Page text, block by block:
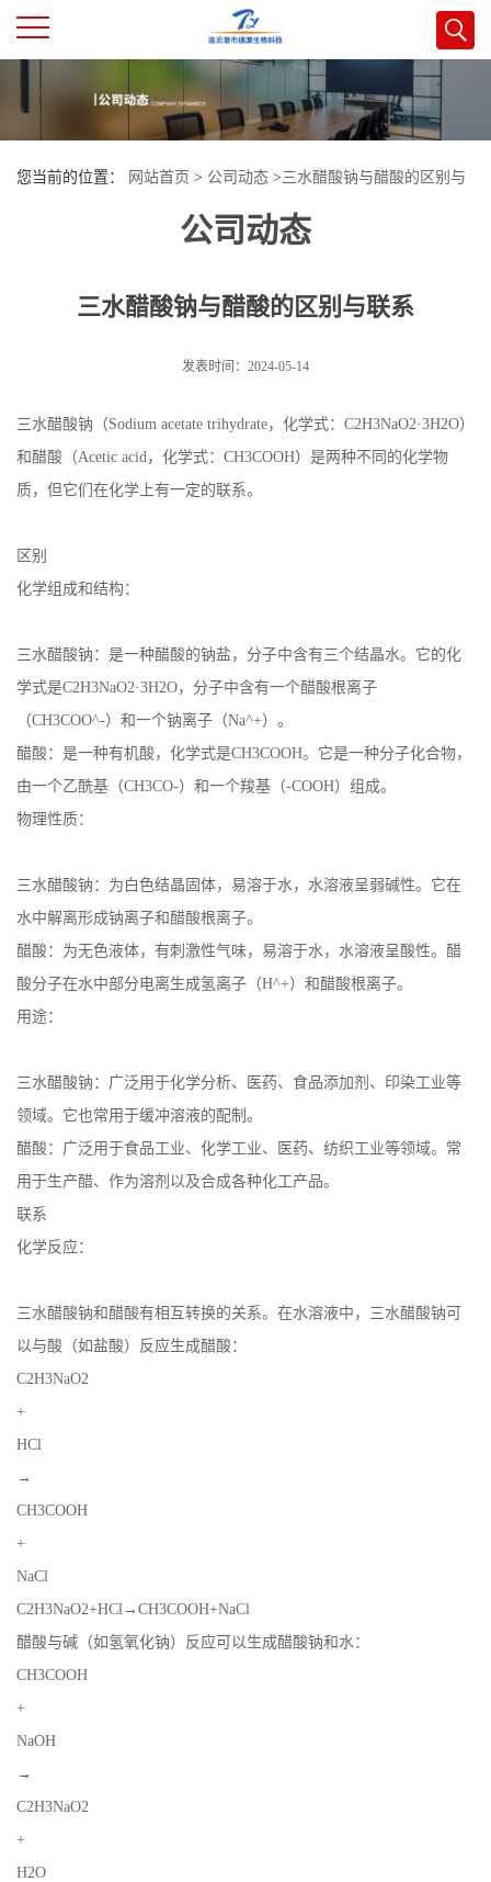
司
介
绍
司
态
产
厅
书
荣
联
系
式
留
言
您当前的位置： 网站首页 > 公司动态 >三水醋酸钠与醋酸的区别与
公司动态
三水醋酸钠与醋酸的区别与联系
发表时间：2024-05-14
三水醋酸钠（Sodium acetate trihydrate，化学式：C2H3NaO2·3H2O）
和醋酸（Acetic acid，化学式：CH3COOH）是两种不同的化学物
质，但它们在化学上有一定的联系。
区别
化学组成和结构：
三水醋酸钠：是一种醋酸的钠盐，分子中含有三个结晶水。它的化
学式是C2H3NaO2·3H2O，分子中含有一个醋酸根离子
（CH3COO^-）和一个钠离子（Na^+）。
醋酸：是一种有机酸，化学式是CH3COOH。它是一种分子化合物，
由一个乙酰基（CH3CO-）和一个羧基（-COOH）组成。
物理性质：
三水醋酸钠：为白色结晶固体，易溶于水，水溶液呈弱碱性。它在
水中解离形成钠离子和醋酸根离子。
醋酸：为无色液体，有刺激性气味，易溶于水，水溶液呈酸性。醋
酸分子在水中部分电离生成氢离子（H^+）和醋酸根离子。
用途：
三水醋酸钠：广泛用于化学分析、医药、食品添加剂、印染工业等
领域。它也常用于缓冲溶液的配制。
醋酸：广泛用于食品工业、化学工业、医药、纺织工业等领域。常
用于生产醋、作为溶剂以及合成各种化工产品。
联系
化学反应：
三水醋酸钠和醋酸有相互转换的关系。在水溶液中，三水醋酸钠可
以与酸（如盐酸）反应生成醋酸：
C2H3NaO2
+
HCl
→
CH3COOH
+
NaCl
C2H3NaO2+HCl→CH3COOH+NaCl
醋酸与碱（如氢氧化钠）反应可以生成醋酸钠和水：
CH3COOH
+
NaOH
→
C2H3NaO2
+
H2O